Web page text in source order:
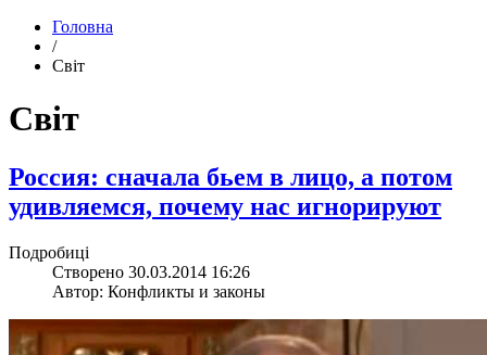
Головна
/
Світ
Світ
Россия: сначала бьем в лицо, а потом
удивляемся, почему нас игнорируют
Подробиці
Створено 30.03.2014 16:26
Автор: Конфликты и законы